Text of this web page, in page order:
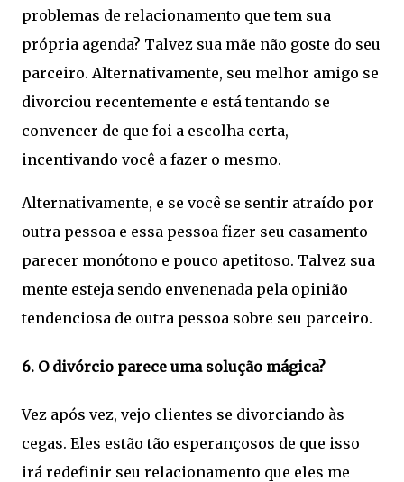
problemas de relacionamento que tem sua
própria agenda? Talvez sua mãe não goste do seu
parceiro. Alternativamente, seu melhor amigo se
divorciou recentemente e está tentando se
convencer de que foi a escolha certa,
incentivando você a fazer o mesmo.
Alternativamente, e se você se sentir atraído por
outra pessoa e essa pessoa fizer seu casamento
parecer monótono e pouco apetitoso. Talvez sua
mente esteja sendo envenenada pela opinião
tendenciosa de outra pessoa sobre seu parceiro.
6. O divórcio parece uma solução mágica?
Vez após vez, vejo clientes se divorciando às
cegas. Eles estão tão esperançosos de que isso
irá redefinir seu relacionamento que eles me